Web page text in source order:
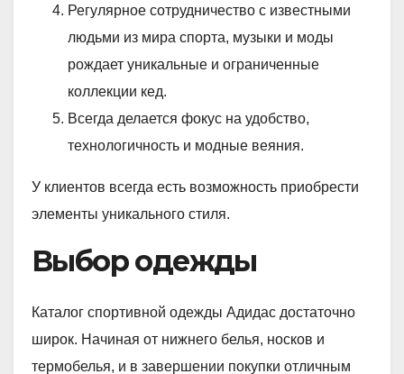
Регулярное сотрудничество с известными
людьми из мира спорта, музыки и моды
рождает уникальные и ограниченные
коллекции кед.
Всегда делается фокус на удобство,
технологичность и модные веяния.
У клиентов всегда есть возможность приобрести
элементы уникального стиля.
Выбор одежды
Каталог спортивной одежды Адидас достаточно
широк. Начиная от нижнего белья, носков и
термобелья, и в завершении покупки отличным